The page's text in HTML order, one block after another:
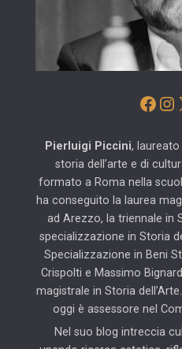
Pierluigi Piccini,
storia dell’arte e di
formato a Roma nella
ha conseguito la laurea
ad Arezzo, la triennale in
specializzazione in Storia
Specializzazione in Beni
Crispolti e Massimo
magistrale in Storia
oggi è assessore nel
Nel suo blog intreccia